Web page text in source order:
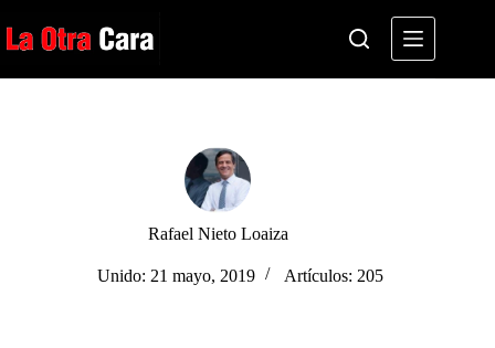
al
contenido
Rafael Nieto Loaiza
Unido: 21 mayo, 2019 Artículos: 205